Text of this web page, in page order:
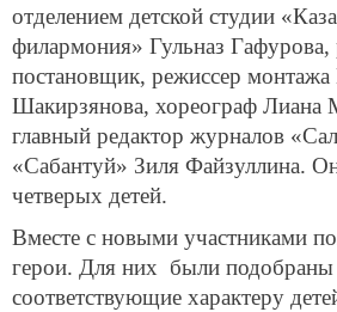
отделением детской студии
филармония» Гульназ Гафурова,
постановщик, режиссер монтажа
Шакирзянова, хореограф Лиана
главный редактор журналов
«Сабантуй» Зиля Файзуллина.
четверых детей.
Вместе с новыми участниками
герои. Для них были
соответствующие характеру